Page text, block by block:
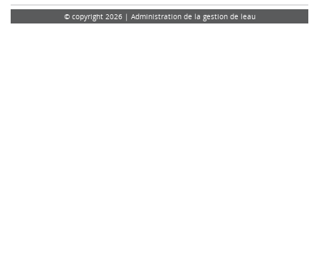
© copyright 2026 | Administration de la gestion de leau